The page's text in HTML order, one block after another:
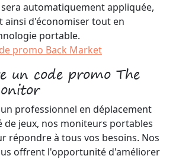
automatiquement appliquée,
ainsi d'économiser tout en
portable.
promo Back Market
un code promo The
professionnel en déplacement
de jeux, nos moniteurs portables
répondre à tous vos besoins. Nos
offrent l'opportunité d'améliorer